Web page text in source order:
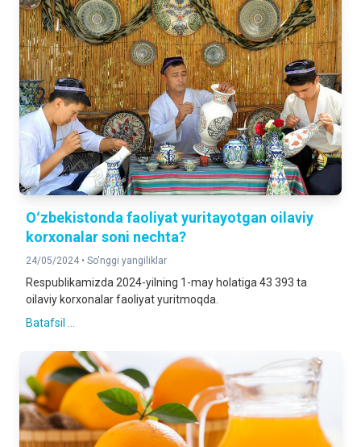
Oʻzbekistonda faoliyat yuritayotgan oilaviy
korxonalar soni nechta?
24/05/2024 • So'nggi yangiliklar
Respublikamizda 2024-yilning 1-may holatiga 43 393 ta
oilaviy korxonalar faoliyat yuritmoqda.
Batafsil ...